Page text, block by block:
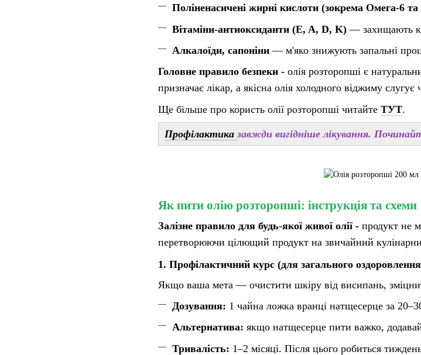
Поліненасичені жирні кислоти (зокрема Омега-6
Вітаміни-антиоксиданти (E, A, D, K) — захищають
Алкалоїди, сапоніни— м'яко знижують запальні
Головне правило безпеки - олія розторопші є
призначає лікар, а якісна олія холодного віджиму
Ще більше про користь олії розторопші читайте ТУТ.
Профілактиказавжди вигідніше лікування.
Як пити олію розторопші: інструкція та схеми
Залізне правило для будь-якої живої олії - продукт не
перетворюючи цілющий продукт на звичайний
1. Профілактичний курс (для загального
Якщо ваша мета — очистити шкіру від висипань,
Дозування: 1 чайна ложка вранці натщесерце за
Альтернатива: якщо натщесерце пити важко,
Тривалість: 1–2 місяці. Після цього робиться